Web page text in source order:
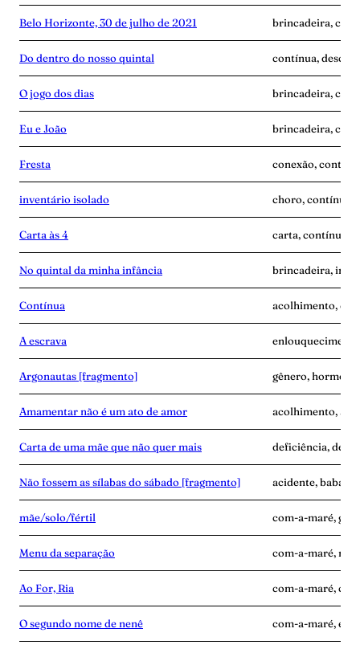
Belo Horizonte, 30 de julho de 2021 brincadeira,
Do dentro do nosso quintal contínua,
O jogo dos dias brincadeira,
Eu e João brincadeira,
Fresta conexão,
inventário isolado choro, contínua,
Carta às 4 carta, contínua,
No quintal da minha infância brincadeira,
Contínua acolhimento,
A escrava
Argonautas [fragmento] gênero,
Amamentar não é um ato de amor acolhimento,
Carta de uma mãe que não quer mais deficiência,
Não fossem as sílabas do sábado [fragmento] acidente, babás,
mãe/solo/fértil com-a-maré,
Menu da separação com-a-maré,
Ao For, Ria com-a-maré,
O segundo nome de nenê com-a-maré,